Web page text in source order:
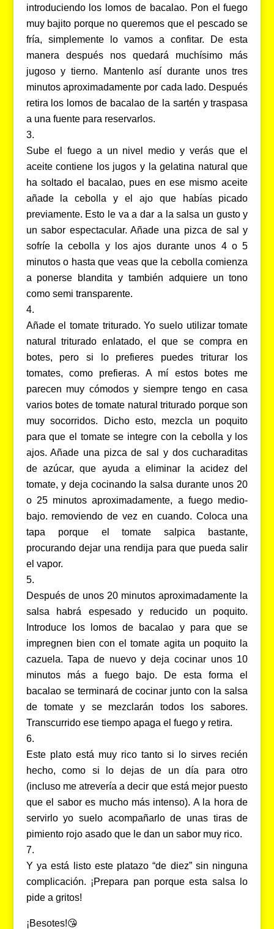
introduciendo los lomos de bacalao. Pon el fuego
muy bajito porque no queremos que el pescado se
fría, simplemente lo vamos a confitar. De esta
manera después nos quedará muchísimo más
jugoso y tierno. Mantenlo así durante unos tres
minutos aproximadamente por cada lado. Después
retira los lomos de bacalao de la sartén y traspasa
a una fuente para reservarlos.
Sube el fuego a un nivel medio y verás que el
aceite contiene los jugos y la gelatina natural que
ha soltado el bacalao, pues en ese mismo aceite
añade la cebolla y el ajo que habías picado
previamente. Esto le va a dar a la salsa un gusto y
un sabor espectacular. Añade una pizca de sal y
sofríe la cebolla y los ajos durante unos 4 o 5
minutos o hasta que veas que la cebolla comienza
a ponerse blandita y también adquiere un tono
como semi transparente.
Añade el tomate triturado. Yo suelo utilizar tomate
natural triturado enlatado, el que se compra en
botes, pero si lo prefieres puedes triturar los
tomates, como prefieras. A mí estos botes me
parecen muy cómodos y siempre tengo en casa
varios botes de tomate natural triturado porque son
muy socorridos. Dicho esto, mezcla un poquito
para que el tomate se integre con la cebolla y los
ajos. Añade una pizca de sal y dos cucharaditas
de azúcar, que ayuda a eliminar la acidez del
tomate, y deja cocinando la salsa durante unos 20
o 25 minutos aproximadamente, a fuego medio-
bajo. removiendo de vez en cuando. Coloca una
tapa porque el tomate salpica bastante,
procurando dejar una rendija para que pueda salir
el vapor.
Después de unos 20 minutos aproximadamente la
salsa habrá espesado y reducido un poquito.
Introduce los lomos de bacalao y para que se
impregnen bien con el tomate agita un poquito la
cazuela. Tapa de nuevo y deja cocinar unos 10
minutos más a fuego bajo. De esta forma el
bacalao se terminará de cocinar junto con la salsa
de tomate y se mezclarán todos los sabores.
Transcurrido ese tiempo apaga el fuego y retira.
Este plato está muy rico tanto si lo sirves recién
hecho, como si lo dejas de un día para otro
(incluso me atrevería a decir que está mejor puesto
que el sabor es mucho más intenso). A la hora de
servirlo yo suelo acompañarlo de unas tiras de
pimiento rojo asado que le dan un sabor muy rico.
Y ya está listo este platazo “de diez” sin ninguna
complicación. ¡Prepara pan porque esta salsa lo
pide a gritos!
¡Besotes!😘